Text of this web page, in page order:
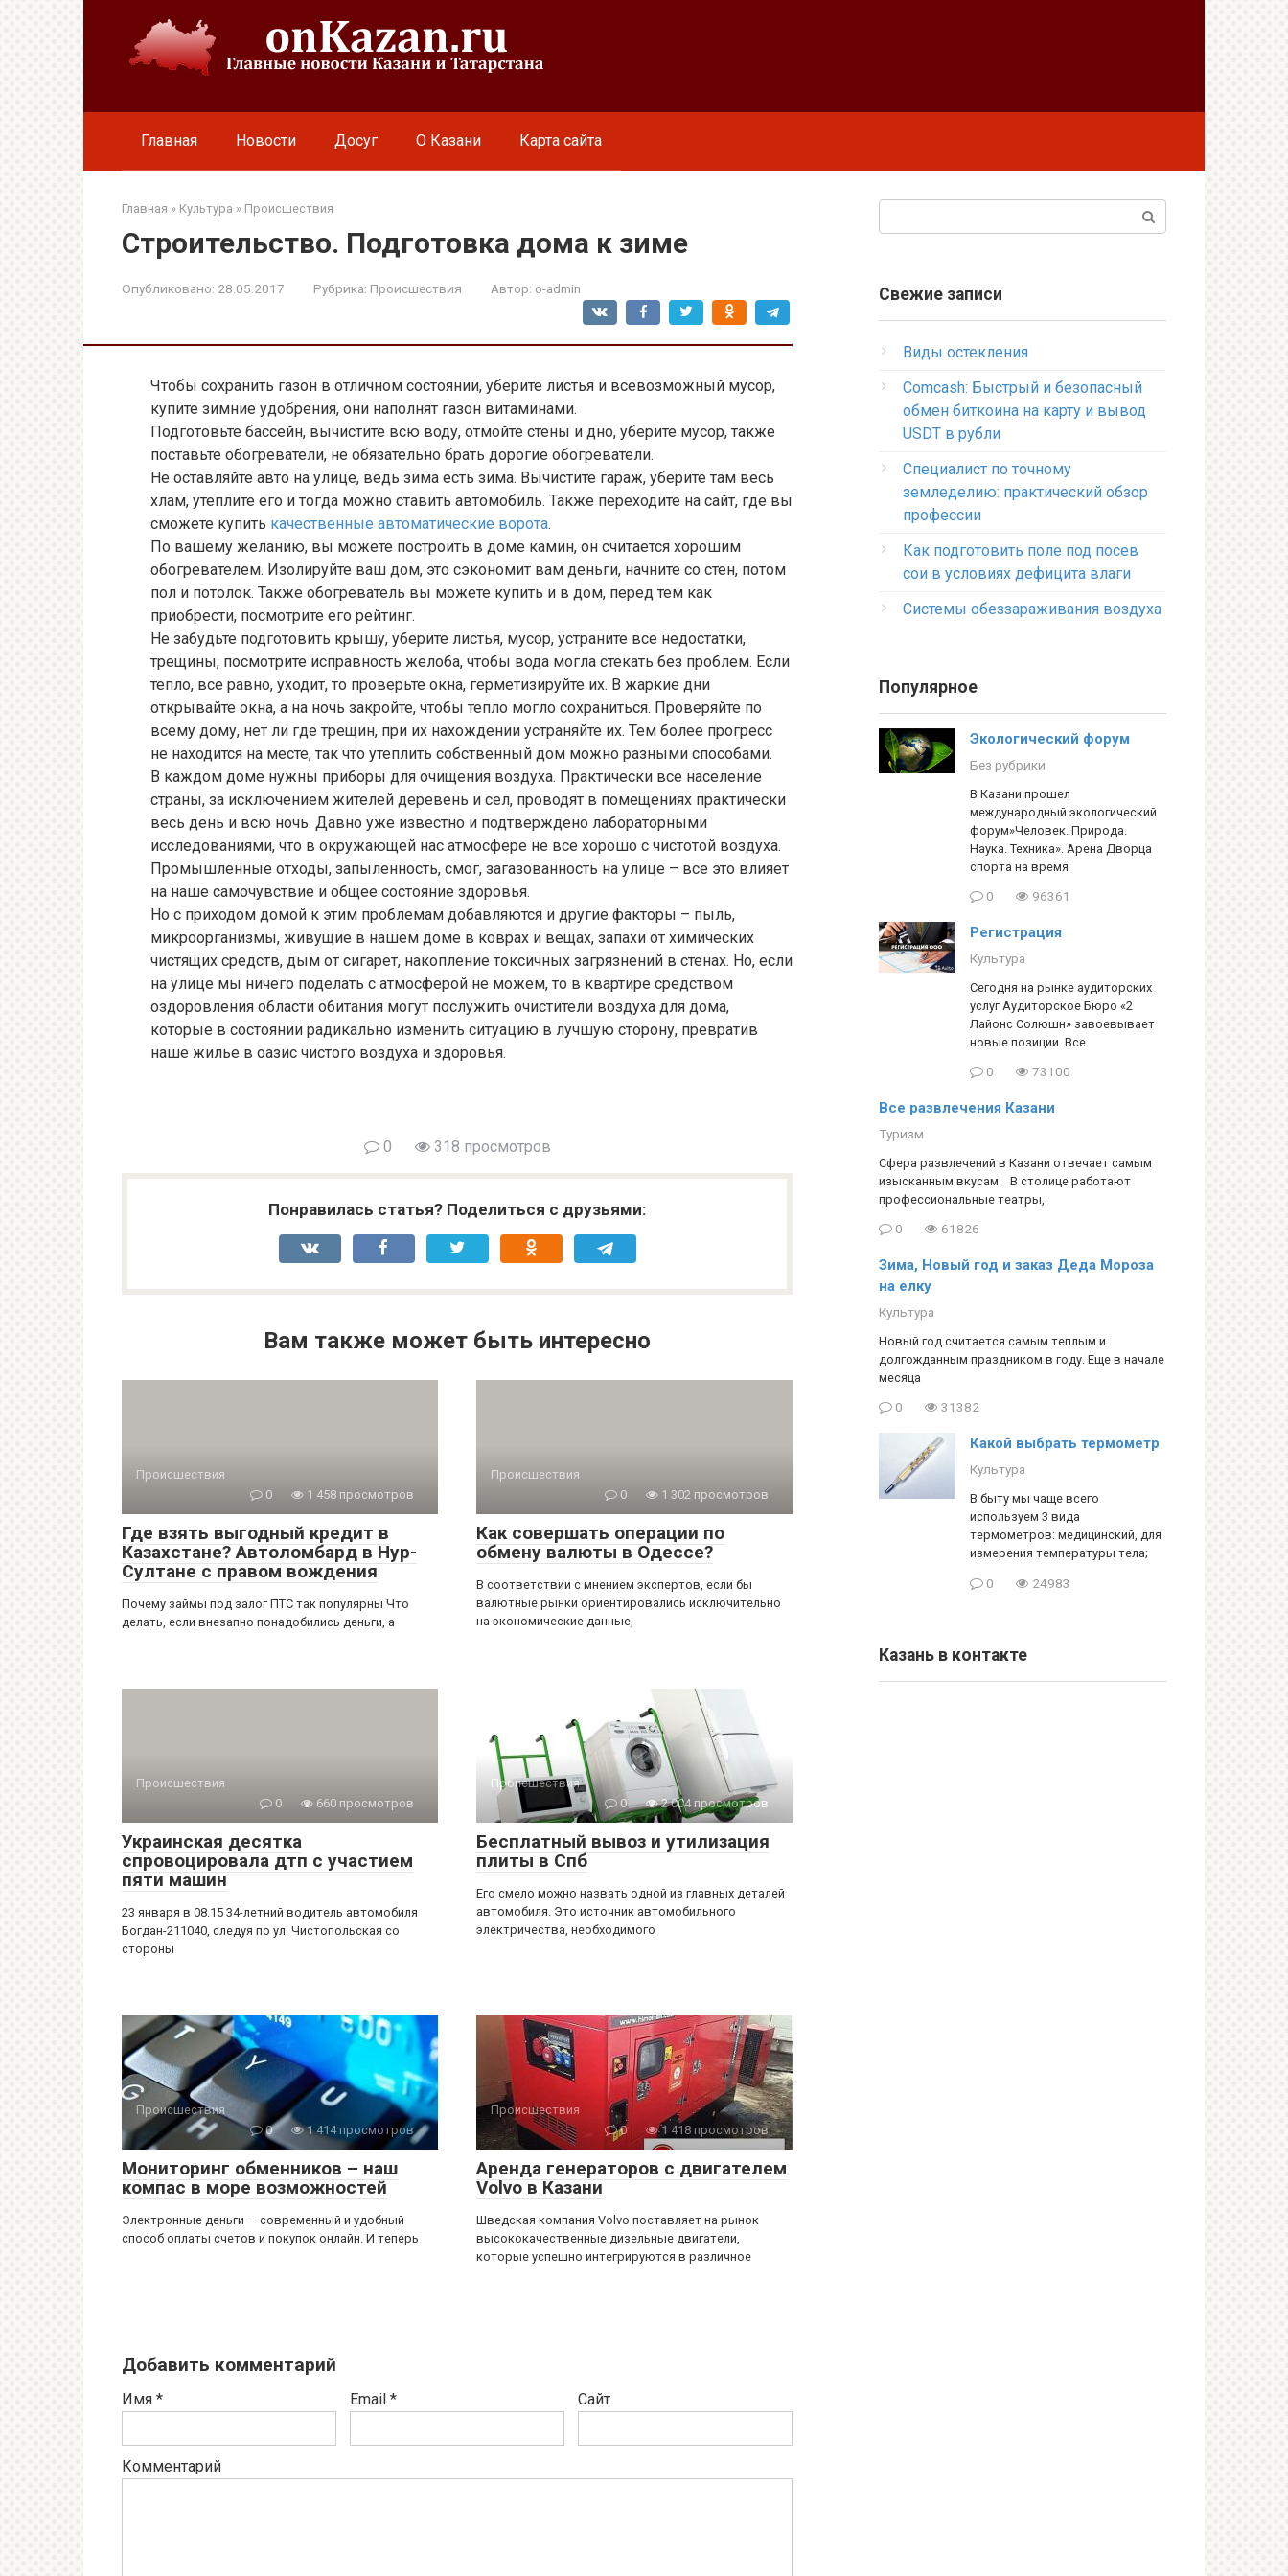
Главная Новости Досуг О Казани Карта сайта
Главная » Культура » Происшествия
Строительство. Подготовка дома к зиме
Опубликовано: 28.05.2017 Рубрика: Происшествия Автор: o-admin
Чтобы сохранить газон в отличном состоянии, уберите листья и всевозможный мусор,
купите зимние удобрения, они наполнят газон витаминами.
Подготовьте бассейн, вычистите всю воду, отмойте стены и дно, уберите мусор, также
поставьте обогреватели, не обязательно брать дорогие обогреватели.
Не оставляйте авто на улице, ведь зима есть зима. Вычистите гараж, уберите там весь
хлам, утеплите его и тогда можно ставить автомобиль. Также переходите на сайт, где вы
сможете купить качественные автоматические ворота.
По вашему желанию, вы можете построить в доме камин, он считается хорошим
обогревателем. Изолируйте ваш дом, это сэкономит вам деньги, начните со стен, потом
пол и потолок. Также обогреватель вы можете купить и в дом, перед тем как
приобрести, посмотрите его рейтинг.
Не забудьте подготовить крышу, уберите листья, мусор, устраните все недостатки,
трещины, посмотрите исправность желоба, чтобы вода могла стекать без проблем. Если
тепло, все равно, уходит, то проверьте окна, герметизируйте их. В жаркие дни
открывайте окна, а на ночь закройте, чтобы тепло могло сохраниться. Проверяйте по
всему дому, нет ли где трещин, при их нахождении устраняйте их. Тем более прогресс
не находится на месте, так что утеплить собственный дом можно разными способами.
В каждом доме нужны приборы для очищения воздуха. Практически все население
страны, за исключением жителей деревень и сел, проводят в помещениях практически
весь день и всю ночь. Давно уже известно и подтверждено лабораторными
исследованиями, что в окружающей нас атмосфере не все хорошо с чистотой воздуха.
Промышленные отходы, запыленность, смог, загазованность на улице – все это влияет
на наше самочувствие и общее состояние здоровья.
Но с приходом домой к этим проблемам добавляются и другие факторы – пыль,
микроорганизмы, живущие в нашем доме в коврах и вещах, запахи от химических
чистящих средств, дым от сигарет, накопление токсичных загрязнений в стенах. Но, если
на улице мы ничего поделать с атмосферой не можем, то в квартире средством
оздоровления области обитания могут послужить очистители воздуха для дома,
которые в состоянии радикально изменить ситуацию в лучшую сторону, превратив
наше жилье в оазис чистого воздуха и здоровья.
0 318 просмотров
Понравилась статья? Поделиться с друзьями:
Вам также может быть интересно
Происшествия
0
1 458 просмотров
Где взять выгодный кредит в
Казахстане? Автоломбард в Нур-
Султане с правом вождения
Почему займы под залог ПТС так популярны Что
делать, если внезапно понадобились деньги, а
Происшествия
0
1 302 просмотров
Как совершать операции по
обмену валюты в Одессе?
В соответствии с мнением экспертов, если бы
валютные рынки ориентировались исключительно
на экономические данные,
Происшествия
0
660 просмотров
Украинская десятка
спровоцировала дтп с участием
пяти машин
23 января в 08.15 34-летний водитель автомобиля
Богдан-211040, следуя по ул. Чистопольская со
стороны
Происшествия
0
2 004 просмотров
Бесплатный вывоз и утилизация
плиты в Спб
Его смело можно назвать одной из главных деталей
автомобиля. Это источник автомобильного
электричества, необходимого
Происшествия
0
1 414 просмотров
Мониторинг обменников – наш
компас в море возможностей
Электронные деньги — современный и удобный
способ оплаты счетов и покупок онлайн. И теперь
Происшествия
0
1 418 просмотров
Аренда генераторов с двигателем
Volvo в Казани
Шведская компания Volvo поставляет на рынок
высококачественные дизельные двигатели,
которые успешно интегрируются в различное
Добавить комментарий
Имя * Email * Сайт
Комментарий
Свежие записи
Виды остекления
Comcash: Быстрый и безопасный
обмен биткоина на карту и вывод
USDT в рубли
Специалист по точному
земледелию: практический обзор
профессии
Как подготовить поле под посев
сои в условиях дефицита влаги
Системы обеззараживания воздуха
Популярное
Экологический форум
Без рубрики
В Казани прошел
международный экологический
форум»Человек. Природа.
Наука. Техника». Арена Дворца
спорта на время
0 96361
Регистрация
Культура
Сегодня на рынке аудиторских
услуг Аудиторское Бюро «2
Лайонс Солюшн» завоевывает
новые позиции. Все
0 73100
Все развлечения Казани
Туризм
Сфера развлечений в Казани отвечает самым
изысканным вкусам. В столице работают
профессиональные театры,
0 61826
Зима, Новый год и заказ Деда Мороза
на елку
Культура
Новый год считается самым теплым и
долгожданным праздником в году. Еще в начале
месяца
0 31382
Какой выбрать термометр
Культура
В быту мы чаще всего
используем 3 вида
термометров: медицинский, для
измерения температуры тела;
0 24983
Казань в контакте